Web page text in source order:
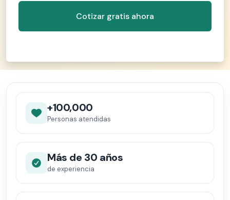
+100,000
Personas atendidas
Más de 30 años
de experiencia